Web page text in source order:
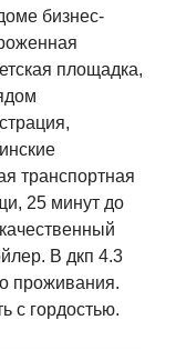
бизнес-
площадка,
транспортная
25 минут до
В дкп 4.3
проживания.
с гордостью.